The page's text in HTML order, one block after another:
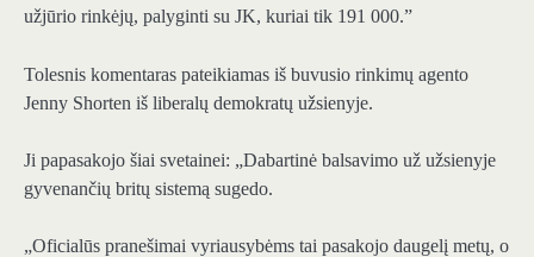
užjūrio rinkėjų, palyginti su JK, kuriai tik 191 000.”
Tolesnis komentaras pateikiamas iš buvusio rinkimų agento
Jenny Shorten iš liberalų demokratų užsienyje.
Ji papasakojo šiai svetainei: „Dabartinė balsavimo už užsienyje
gyvenančių britų sistemą sugedo.
„Oficialūs pranešimai vyriausybėms tai pasakojo daugelį metų, o